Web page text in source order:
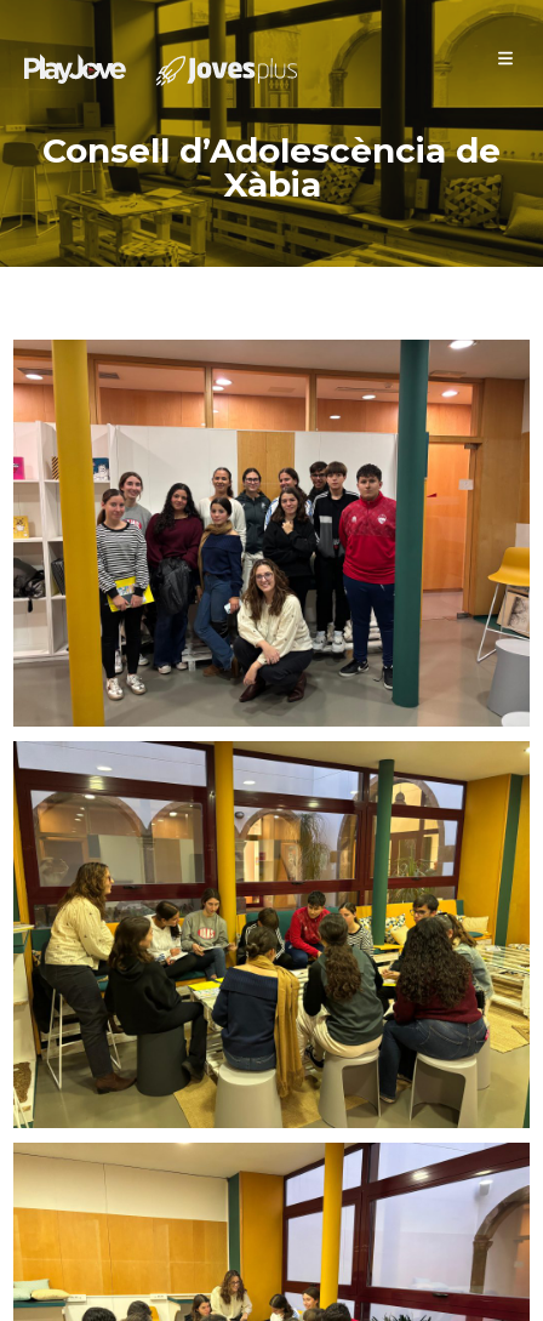
Xàbia Jove
Consell d’Adolescència de
Xàbia